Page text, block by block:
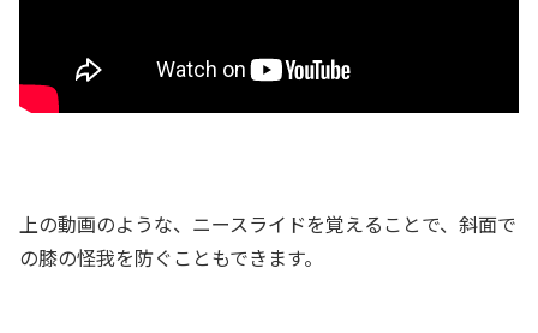
上の動画のような、ニースライドを覚えることで、斜面で
の膝の怪我を防ぐこともできます。